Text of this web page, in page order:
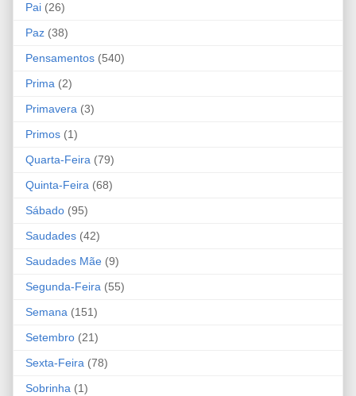
Pai (26)
Paz (38)
Pensamentos (540)
Prima (2)
Primavera (3)
Primos (1)
Quarta-Feira (79)
Quinta-Feira (68)
Sábado (95)
Saudades (42)
Saudades Mãe (9)
Segunda-Feira (55)
Semana (151)
Setembro (21)
Sexta-Feira (78)
Sobrinha (1)